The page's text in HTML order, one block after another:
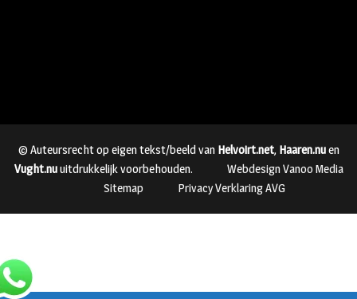
© Auteursrecht op eigen tekst/beeld van Helvoirt.net, Haaren.nuen
Vught.nuuitdrukkelijk voorbehouden.
Webdesign Vanoo Media
Sitemap
Privacy Verklaring AVG